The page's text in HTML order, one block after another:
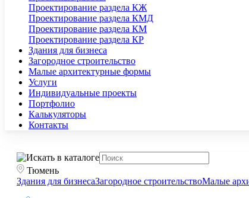
Проектирование раздела КЖ
Проектирование раздела КМД
Проектирование раздела КМ
Проектирование раздела КР
Здания для бизнеса
Загородное строительство
Малые архитектурные формы
Услуги
Индивидуальные проекты
Портфолио
Калькуляторы
Контакты
Тюмень
Здания для бизнесаЗагородное строительствоМалые